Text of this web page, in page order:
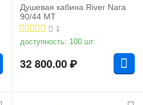
Душевая кабина River Nara
90/44 MT
1
доступность: 100 шт.
32 800.00₽